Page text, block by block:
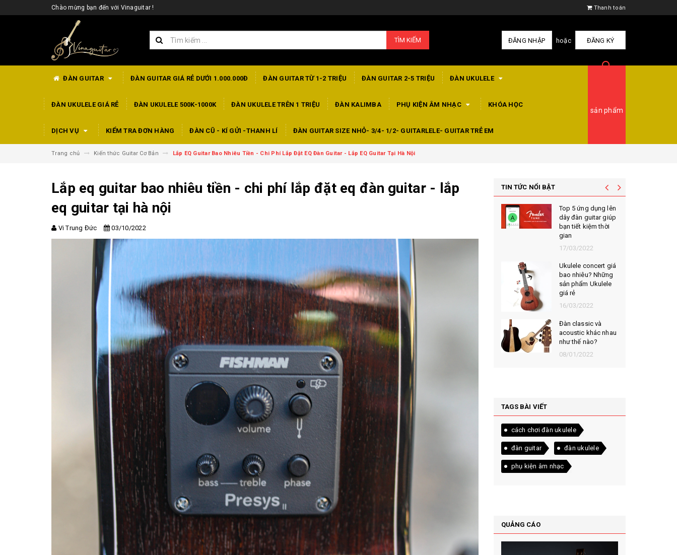
Chào mừng bạn đến với Vinaguitar ! Thanh toán
TÌM KIẾM ĐĂNG NHẬP hoặc ĐĂNG KÝ
ĐÀN GUITAR ĐÀN GUITAR GIÁ RẺ DƯỚI 1.000.000Đ ĐÀN GUITAR TỪ 1-2 TRIỆU ĐÀN GUITAR 2-5 TRIỆU ĐÀN UKULELE
ĐÀN UKULELE GIÁ RẺ ĐÀN UKULELE 500K-1000K ĐÀN UKULELE TRÊN 1 TRIỆU ĐÀN KALIMBA PHỤ KIỆN ÂM NHẠC KHÓA HỌC
DỊCH VỤ KIỂM TRA ĐƠN HÀNG ĐÀN CŨ - KÍ GỬI -THANH LÍ ĐÀN GUITAR SIZE NHỎ- 3/4- 1/2- GUITARLELE- GUITAR TRẺ EM
sản phẩm
Trang chủ Kiến thức Guitar Cơ Bản Lắp EQ Guitar Bao Nhiêu Tiền - Chi Phí Lắp Đặt EQ Đàn Guitar - Lắp EQ Guitar Tại Hà Nội
Lắp eq guitar bao nhiêu tiền - chi phí lắp đặt eq đàn guitar - lắp
eq guitar tại hà nội
Vi Trung Đức 03/10/2022
TIN TỨC NỔI BẬT
Top 5 ứng dụng lên
dây đàn guitar giúp
bạn tiết kiệm thời
gian
17/03/2022
Ukulele concert giá
bao nhiêu? Những
sản phẩm Ukulele
giá rẻ
16/03/2022
Đàn classic và
acoustic khác nhau
như thế nào?
08/01/2022
TAGS BÀI VIẾT
cách chơi đàn ukulele
đàn guitar đàn ukulele
phụ kiện âm nhạc
QUẢNG CÁO